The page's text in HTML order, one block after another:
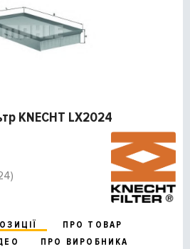
KNECHT LX2024
ПРО ТОВАР
ПРО ВИРОБНИКА